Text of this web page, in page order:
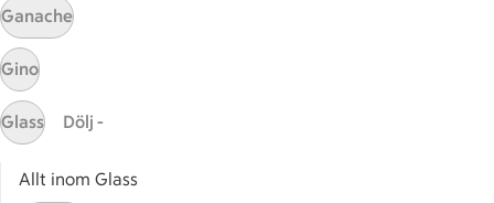
Prenumerera
Ganache
Gino
Glass Dölj -
Allt inom Glass